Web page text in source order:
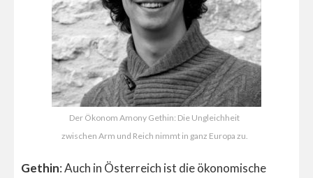
Der Ökonom Amony Gethin: Die Ungleichheit
zwischen Arm und Reich nimmt in ganz Europa zu.
Gethin: Auch in Österreich ist die ökonomische